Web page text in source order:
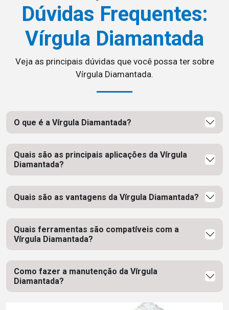
Dúvidas Frequentes:
Vírgula Diamantada
Veja as principais dúvidas que você possa ter sobre
Vírgula Diamantada.
O que é a Vírgula Diamantada?
Quais são as principais aplicações da Vírgula
Diamantada?
Quais são as vantagens da Vírgula Diamantada?
Quais ferramentas são compatíveis com a
Vírgula Diamantada?
Como fazer a manutenção da Vírgula
Diamantada?